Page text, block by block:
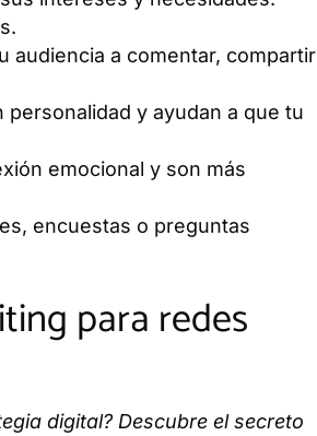
audiencia a comentar, compartir
personalidad y ayudan a que tu
emocional y son más
encuestas o preguntas
para redes
digital? Descubre el secreto